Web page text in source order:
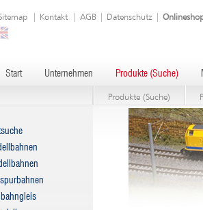
Kontakt AGB Datenschutz
Start Unternehmen Produkte (Suche)
Produkte (Suche)